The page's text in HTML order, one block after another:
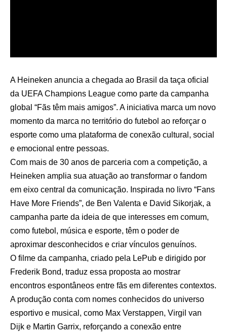
A Heineken anuncia a chegada ao Brasil da taça oficial
da UEFA Champions League como parte da campanha
global “Fãs têm mais amigos”. A iniciativa marca um novo
momento da marca no território do futebol ao reforçar o
esporte como uma plataforma de conexão cultural, social
e emocional entre pessoas.
Com mais de 30 anos de parceria com a competição, a
Heineken amplia sua atuação ao transformar o fandom
em eixo central da comunicação. Inspirada no livro “Fans
Have More Friends”, de Ben Valenta e David Sikorjak, a
campanha parte da ideia de que interesses em comum,
como futebol, música e esporte, têm o poder de
aproximar desconhecidos e criar vínculos genuínos.
O filme da campanha, criado pela LePub e dirigido por
Frederik Bond, traduz essa proposta ao mostrar
encontros espontâneos entre fãs em diferentes contextos.
A produção conta com nomes conhecidos do universo
esportivo e musical, como Max Verstappen, Virgil van
Dijk e Martin Garrix, reforçando a conexão entre